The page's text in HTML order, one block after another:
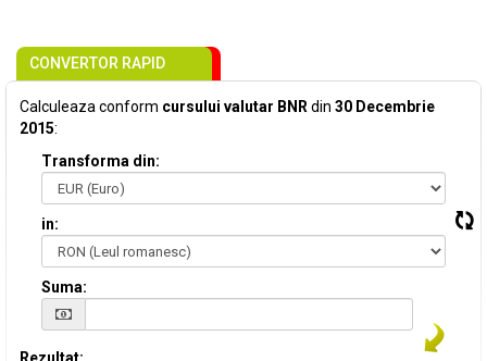
CONVERTOR RAPID
Calculeaza conform cursului valutar BNR din 30 Decembrie
2015:
Transforma din:
in:
Suma: